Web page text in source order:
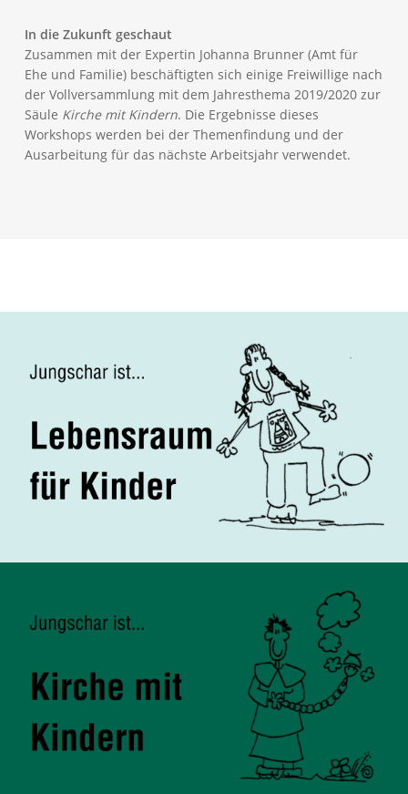
In die Zukunft geschaut
Zusammen mit der Expertin Johanna Brunner (Amt für
Ehe und Familie) beschäftigten sich einige Freiwillige nach
der Vollversammlung mit dem Jahresthema 2019/2020 zur
Säule Kirche mit Kindern. Die Ergebnisse dieses
Workshops werden bei der Themenfindung und der
Ausarbeitung für das nächste Arbeitsjahr verwendet.